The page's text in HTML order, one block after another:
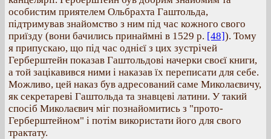
особистим приятелем Ольбрахта Гаштольда,
підтримував знайомство з ним під час кожного свого
приїзду (вони бачились принаймні в 1529 р. [48]). Тому
я припускаю, що під час однієї з цих зустрічей
Герберштейн показав Гаштольдові начерки своєї книги,
а той зацікавився ними і наказав їх переписати для себе.
Можливо, цей наказ був адресований саме Миколаєвичу,
як секретареві Гаштольда та знавцеві латини. У такий
спосіб Миколаєвич міг познайомитись з "прото-
Герберштейном" і потім використати його для свого
трактату.